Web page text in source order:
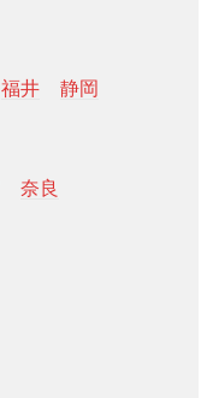
福井 静岡
奈良